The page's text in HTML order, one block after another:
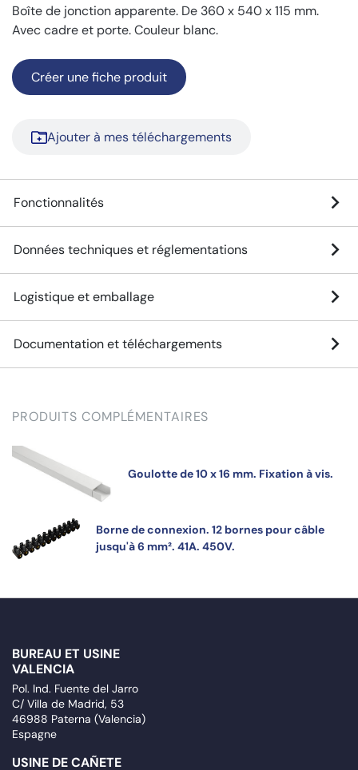
Boîte de jonction apparente. De 360 x 540 x 115 mm.
Avec cadre et porte. Couleur blanc.
Créer une fiche produit
Ajouter à mes téléchargements
Fonctionnalités
Données techniques et réglementations
Logistique et emballage
Documentation et téléchargements
PRODUITS COMPLÉMENTAIRES
Goulotte de 10 x 16 mm. Fixation à vis.
Borne de connexion. 12 bornes pour câble
jusqu'à 6 mm². 41A. 450V.
BUREAU ET USINE
VALENCIA
Pol. Ind. Fuente del Jarro
C/ Villa de Madrid, 53
46988 Paterna (Valencia)
Espagne
USINE DE CAÑETE